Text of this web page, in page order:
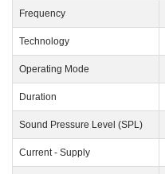
Frequency
Technology
Operating Mode
Duration
Sound Pressure Level (SPL)
Current - Supply